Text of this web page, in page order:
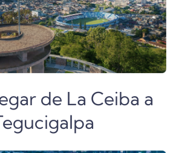
de La Ceiba a